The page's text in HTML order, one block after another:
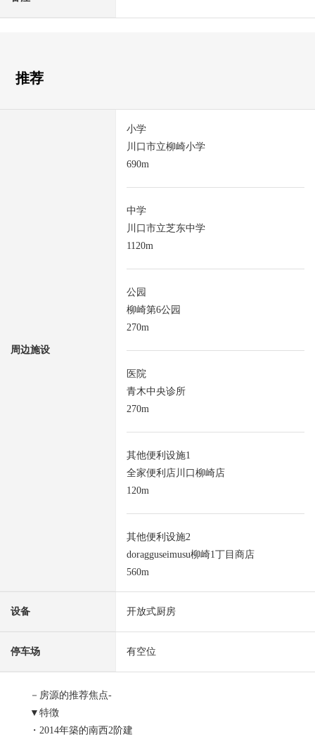
推荐
周边施设
小学
川口市立柳崎小学
690m
中学
川口市立芝东中学
1120m
公园
柳崎第6公园
270m
医院
青木中央诊所
270m
其他便利设施1
全家便利店川口柳崎店
120m
其他便利设施2
doragguseimusu柳崎1丁目商店
560m
设备 开放式厨房
停车场 有空位
－房源的推荐焦点-
▼特徴
・2014年築的南西2阶建